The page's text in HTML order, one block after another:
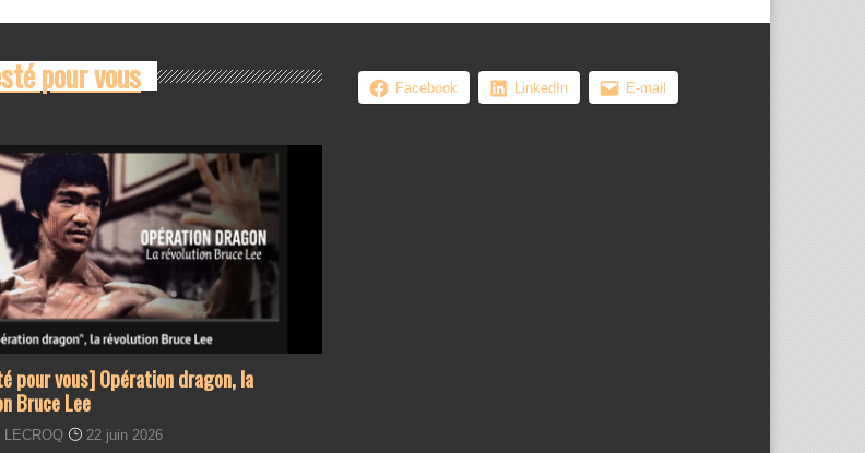
pour vous
pour vous] Opération dragon, la
Bruce Lee
LECROQ 22 juin 2026
Facebook LinkedIn E-mail